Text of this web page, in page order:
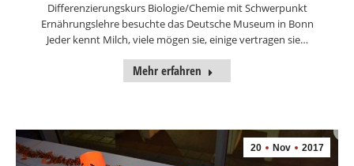
Differenzierungskurs Biologie/Chemie mit Schwerpunkt
Ernährungslehre besuchte das Deutsche Museum in Bonn
Jeder kennt Milch, viele mögen sie, einige vertragen sie…
Mehr erfahren
20 Nov 2017